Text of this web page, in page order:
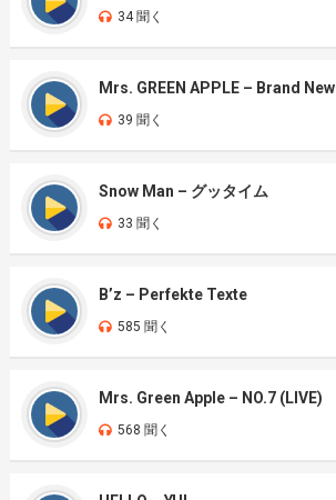
34 聞く
Mrs. GREEN APPLE – Brand New
39 聞く
Snow Man – グッタイム
33 聞く
B’z – Perfekte Texte
585 聞く
Mrs. Green Apple – NO.7 (LIVE)
568 聞く